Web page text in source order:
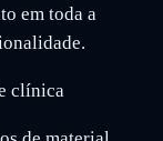
em toda a
clínica